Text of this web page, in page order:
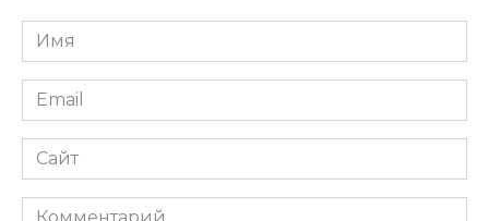
Имя
*
Email
*
Сайт
Комментарий